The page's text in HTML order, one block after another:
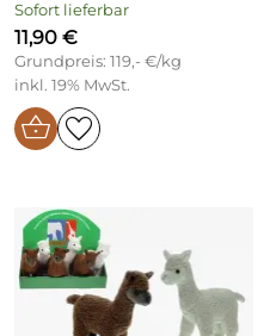
Sofort lieferbar
11,90 €
Grundpreis: 119,- €/kg
inkl. 19% MwSt.